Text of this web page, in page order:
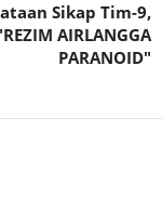
Sikap Tim-9,
AIRLANGGA
PARANOID"